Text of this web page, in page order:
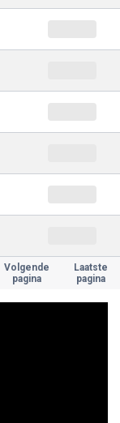
Volgende
pagina
Laatste
pagina